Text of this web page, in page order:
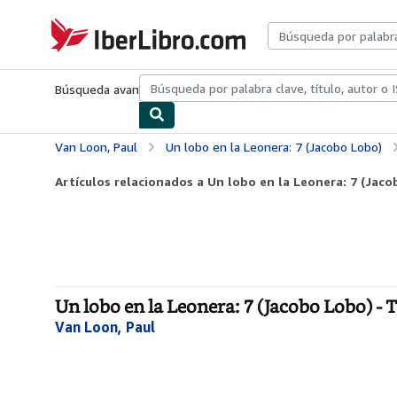
IberLibro.com
Búsqueda avanzadaColecciones Libros antiguosArte y
Van Loon, Paul Un lobo en la Leonera: 7 (Jacobo Lobo)
Artículos relacionados a Un lobo en la Leonera: 7
Un lobo en la Leonera: 7 (Jacobo Lobo) -
Van Loon, Paul